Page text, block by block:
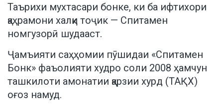
Таърихи мухтасари бонке, ки ба ифтихори
қаҳрамони халқи тоҷик — Спитамен
номгузорӣ шудааст.
Ҷамъияти саҳҳомии пӯшидаи «Спитамен
Бонк» фаъолияти худро соли 2008 ҳамчун
ташкилоти амонатии қарзии хурд (ТАҚХ)
оғоз намуд.